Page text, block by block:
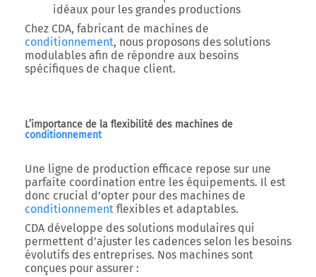
idéaux pour les grandes productions
Chez CDA, fabricant de machines de
conditionnement, nous proposons des solutions
modulables afin de répondre aux besoins
spécifiques de chaque client.
L’importance de la flexibilité des machines de
conditionnement
Une ligne de production efficace repose sur une
parfaite coordination entre les équipements. Il est
donc crucial d’opter pour des machines de
conditionnement flexibles et adaptables.
CDA développe des solutions modulaires qui
permettent d’ajuster les cadences selon les besoins
évolutifs des entreprises. Nos machines sont
conçues pour assurer :